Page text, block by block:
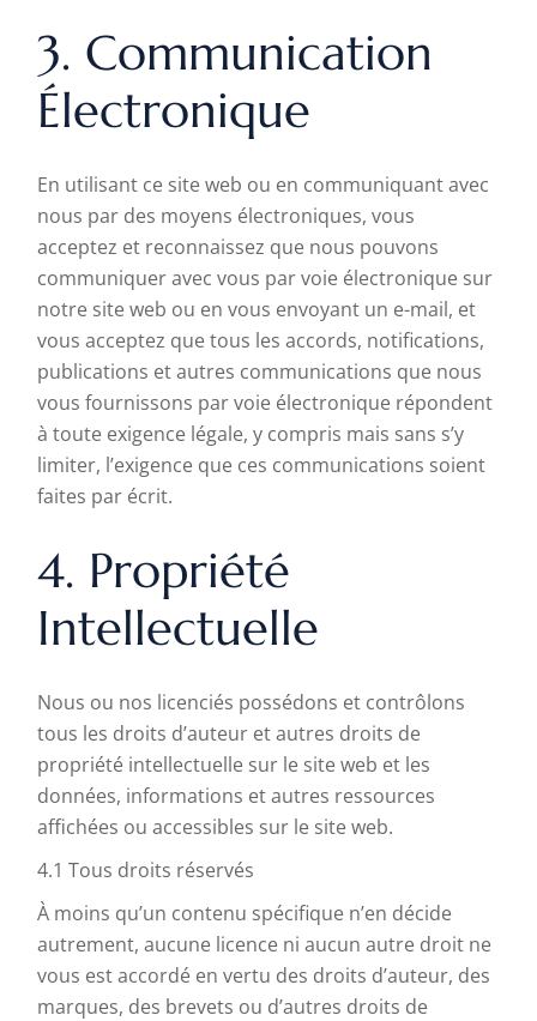
3. Communication
Électronique
En utilisant ce site web ou en communiquant avec
nous par des moyens électroniques, vous
acceptez et reconnaissez que nous pouvons
communiquer avec vous par voie électronique sur
notre site web ou en vous envoyant un e-mail, et
vous acceptez que tous les accords, notifications,
publications et autres communications que nous
vous fournissons par voie électronique répondent
à toute exigence légale, y compris mais sans s’y
limiter, l’exigence que ces communications soient
faites par écrit.
4. Propriété
Intellectuelle
Nous ou nos licenciés possédons et contrôlons
tous les droits d’auteur et autres droits de
propriété intellectuelle sur le site web et les
données, informations et autres ressources
affichées ou accessibles sur le site web.
4.1 Tous droits réservés
À moins qu’un contenu spécifique n’en décide
autrement, aucune licence ni aucun autre droit ne
vous est accordé en vertu des droits d’auteur, des
marques, des brevets ou d’autres droits de